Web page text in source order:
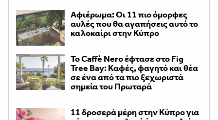
Αφιέρωμα: Οι 11 πιο όμορφες
αυλές που θα αγαπήσεις αυτό το
καλοκαίρι στην Κύπρο
Το Caffè Nero έφτασε στο Fig
Tree Bay: Καφές, φαγητό και θέα
σε ένα από τα πιο ξεχωριστά
σημεία του Πρωταρά
11 δροσερά μέρη στην Κύπρο για